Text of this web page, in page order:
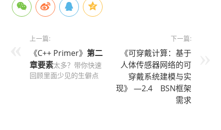
上一篇:
《C++ Primer》 第二
章要素太多？带你快速
回顾里面少见的生僻点
下一篇:
《可穿戴计算：基于
人体传感器网络的可
穿戴系统建模与实
现》 —2.4 BSN框架
需求